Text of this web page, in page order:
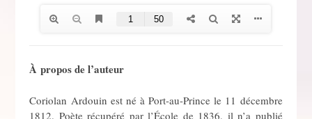
À propos de l’auteur
Coriolan Ardouin est né à Port-au-Prince le 11 décembre
1812. Poète récupéré par l’École de 1836, il n’a publié